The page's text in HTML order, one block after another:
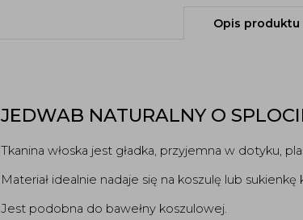
Opis produktu
JEDWAB NATURALNY O
Tkanina włoska jest gładka, przyjemna w dotyku,
Materiał idealnie nadaje się na koszulę lub
Jest podobna do bawełny koszulowej.